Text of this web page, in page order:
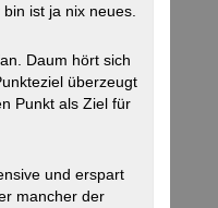
ist ja nix neues.
Daum hört sich
überzeugt
Punkt als Ziel für
und erspart
mancher der